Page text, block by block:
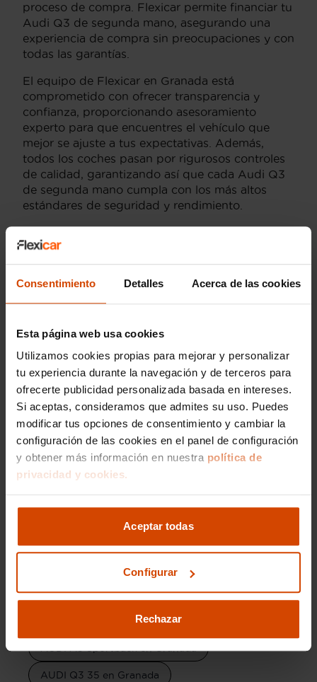
Consentimiento Detalles Acerca de las cookies
Esta página web usa cookies
Utilizamos cookies propias para mejorar y personalizar
tu experiencia durante la navegación y de terceros para
ofrecerte publicidad personalizada basada en intereses.
Si aceptas, consideramos que admites su uso. Puedes
modificar tus opciones de consentimiento y cambiar la
configuración de las cookies en el panel de configuración
y obtener más información en nuestra política de
privacidad y cookies.
Aceptar todas
Configurar
Rechazar
proceso de compra. Flexicar permite financiar tu
Audi Q3 de segunda mano, asegurando una
experiencia de compra sin preocupaciones y con
todas las garantías.
El equipo de Flexicar en Granada está
comprometido con ofrecer transparencia y
confianza, proporcionando asesoramiento
experto para que encuentres el vehículo que
mejor se ajuste a tus expectativas. Además,
todos los coches pasan por rigurosos controles
de calidad, garantizando así que cada Audi Q3
de segunda mano cumpla con los más altos
estándares de seguridad y rendimiento.
Versiones del modelo
AUDI Q3 Sportback Line
AUDI Q3 Black AUDI Q3 Advanced
AUDI Q3 Sportback Advanced AUDI Q3 35
AUDI Q3 45
Modelos por provincia
AUDI Q3 Sportback en Granada
AUDI Q5 en Granada AUDI A5 en Granada
AUDI A3 30 en Granada
AUDI A3 Sportback en Granada
AUDI Q3 35 en Granada